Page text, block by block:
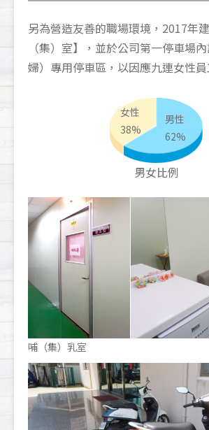
另為營造友善的職場環境，2017年
（集）室】，並於公司第一停車場
婦）專用停車區，以因應九連女性員
男女比例
女性
38%
男性
62%
哺（集）乳室